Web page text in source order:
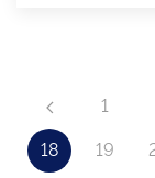
1
18 19